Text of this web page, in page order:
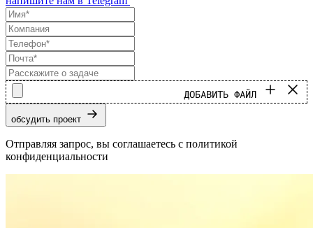
ДОБАВИТЬ ФАЙЛ
обсудить проект
Отправляя запрос, вы соглашаетесь с политикой
конфиденциальности